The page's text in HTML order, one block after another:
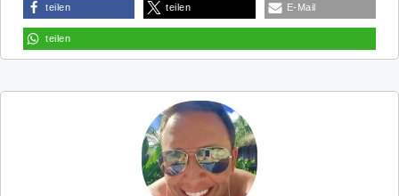
teilen teilen E-Mail
teilen